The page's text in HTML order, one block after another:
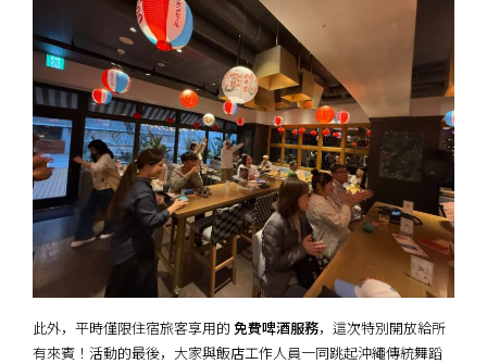
此外，平時僅限住宿旅客享用的 免費啤酒服務，這次特別開放給所
有來賓！活動的最後，大家與飯店工作人員一同跳起沖繩傳統舞蹈